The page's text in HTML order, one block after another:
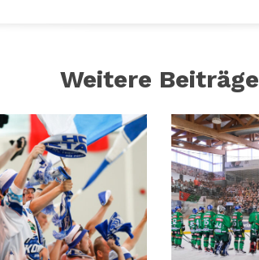
Weitere Beiträge